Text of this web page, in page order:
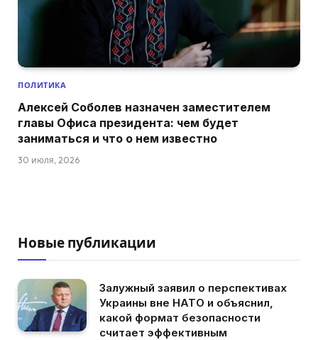
ПОЛИТИКА
Алексей Соболев назначен заместителем
главы Офиса президента: чем будет
заниматься и что о нем известно
30 июля, 2026
Новые публикации
Залужный заявил о перспективах
Украины вне НАТО и объяснил,
какой формат безопасности
считает эффективным